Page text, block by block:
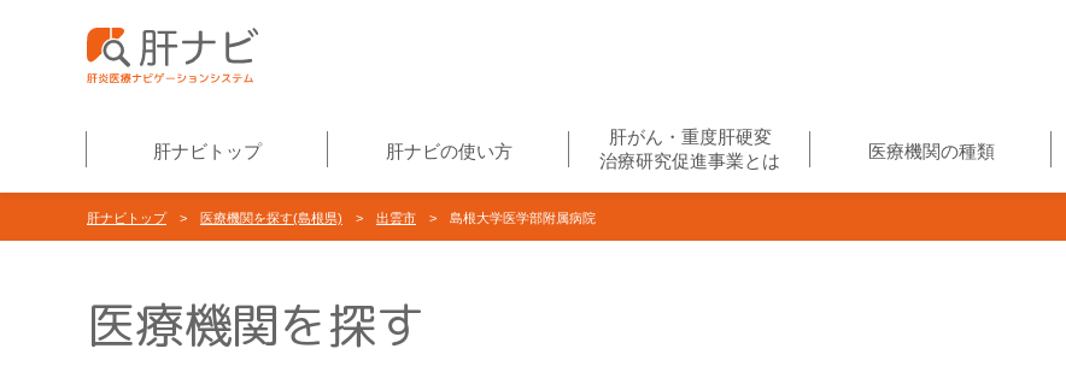
肝ナビトップ 肝ナビの使い方
肝がん・重度肝硬変
治療研究促進事業とは
医療機関の種類
肝ナビトップ> 医療機関を探す(島根県) > 出雲市 > 島根大学医学部附属病院
医療機関を探す